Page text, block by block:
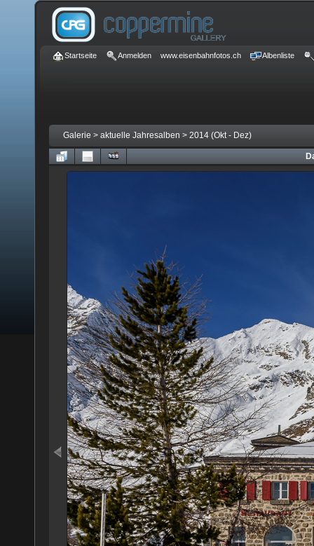
Startseite Anmelden www.eisenbahnfotos.ch Albenliste
Galerie > aktuelle Jahresalben > 2014 (Okt - Dez)